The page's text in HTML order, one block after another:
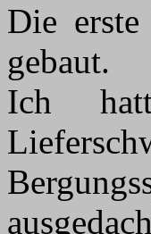
Die
gebaut.
Ich